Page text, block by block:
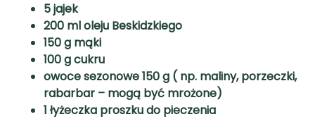
5 jajek
200 ml oleju Beskidzkiego
150 g mąki
100 g cukru
owoce sezonowe 150 g ( np. maliny, porzeczki,
rabarbar – mogą być mrożone)
1 łyżeczka proszku do pieczenia